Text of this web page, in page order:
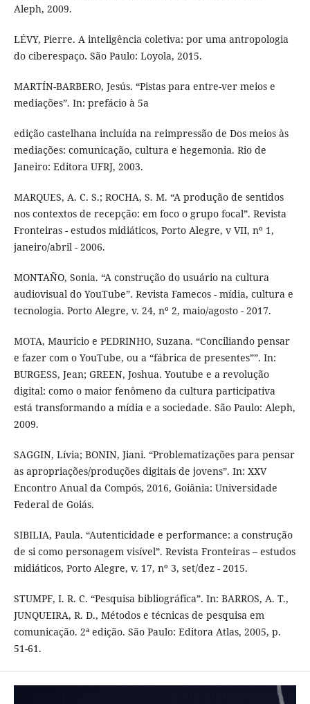
Aleph, 2009.
LÉVY, Pierre. A inteligência coletiva: por uma antropologia
do ciberespaço. São Paulo: Loyola, 2015.
MARTÍN-BARBERO, Jesús. “Pistas para entre-ver meios e
mediações”. In: prefácio à 5a
edição castelhana incluída na reimpressão de Dos meios às
mediações: comunicação, cultura e hegemonia. Rio de
Janeiro: Editora UFRJ, 2003.
MARQUES, A. C. S.; ROCHA, S. M. “A produção de sentidos
nos contextos de recepção: em foco o grupo focal”. Revista
Fronteiras - estudos midiáticos, Porto Alegre, v VII, nº 1,
janeiro/abril - 2006.
MONTAÑO, Sonia. “A construção do usuário na cultura
audiovisual do YouTube”. Revista Famecos - mídia, cultura e
tecnologia. Porto Alegre, v. 24, nº 2, maio/agosto - 2017.
MOTA, Mauricio e PEDRINHO, Suzana. “Conciliando pensar
e fazer com o YouTube, ou a “fábrica de presentes””. In:
BURGESS, Jean; GREEN, Joshua. Youtube e a revolução
digital: como o maior fenômeno da cultura participativa
está transformando a mídia e a sociedade. São Paulo: Aleph,
2009.
SAGGIN, Lívia; BONIN, Jiani. “Problematizações para pensar
as apropriações/produções digitais de jovens”. In: XXV
Encontro Anual da Compós, 2016, Goiânia: Universidade
Federal de Goiás.
SIBILIA, Paula. “Autenticidade e performance: a construção
de si como personagem visível”. Revista Fronteiras – estudos
midiáticos, Porto Alegre, v. 17, nº 3, set/dez - 2015.
STUMPF, I. R. C. “Pesquisa bibliográfica”. In: BARROS, A. T.,
JUNQUEIRA, R. D., Métodos e técnicas de pesquisa em
comunicação. 2ª edição. São Paulo: Editora Atlas, 2005, p.
51-61.